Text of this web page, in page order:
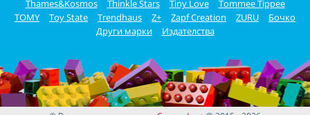
Thames&Kosmos
Thinkle Stars Tiny Love
Tommee Tippee
TOMY
Toy State Trendhaus Z+ Zapf Creation ZURU
Бочко
Други марки
Издателства